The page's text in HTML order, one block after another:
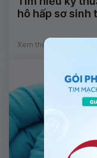
hô hấp sơ sinh
Xem thêm